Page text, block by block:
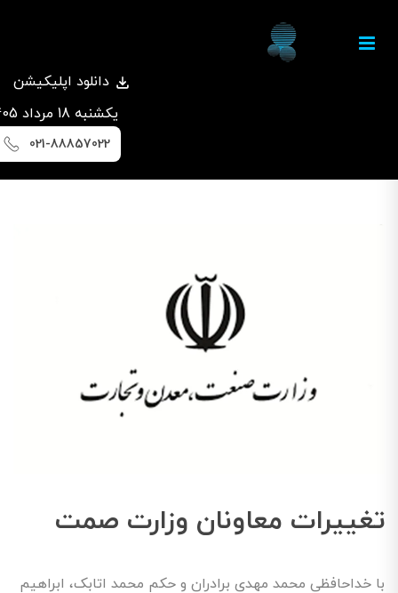
دانلود اپلیکیشن
يكشنبه 18 مرداد 1405
021-88857022
تغییرات معاونان وزارت صمت
با خداحافظی محمد مهدی برادران و حکم محمد اتابک، ابراهیم